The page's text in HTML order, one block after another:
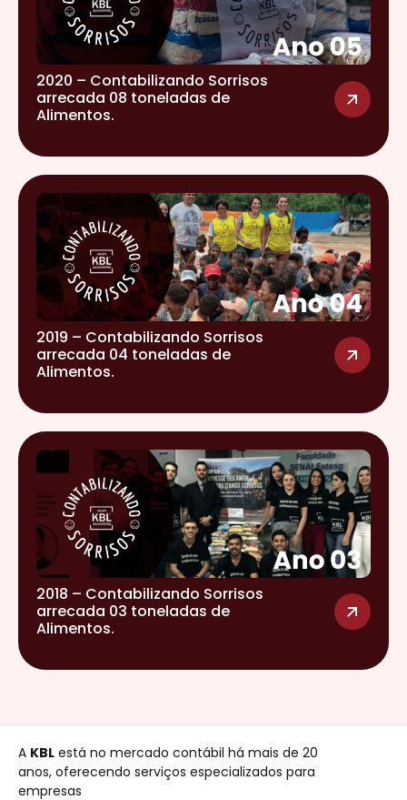
2020 – Contabilizando Sorrisos
arrecada 08 toneladas de
Alimentos.
2019 – Contabilizando Sorrisos
arrecada 04 toneladas de
Alimentos.
2018 – Contabilizando Sorrisos
arrecada 03 toneladas de
Alimentos.
A KBL está no mercado contábil há mais de 20
anos, oferecendo serviços especializados para
empresas